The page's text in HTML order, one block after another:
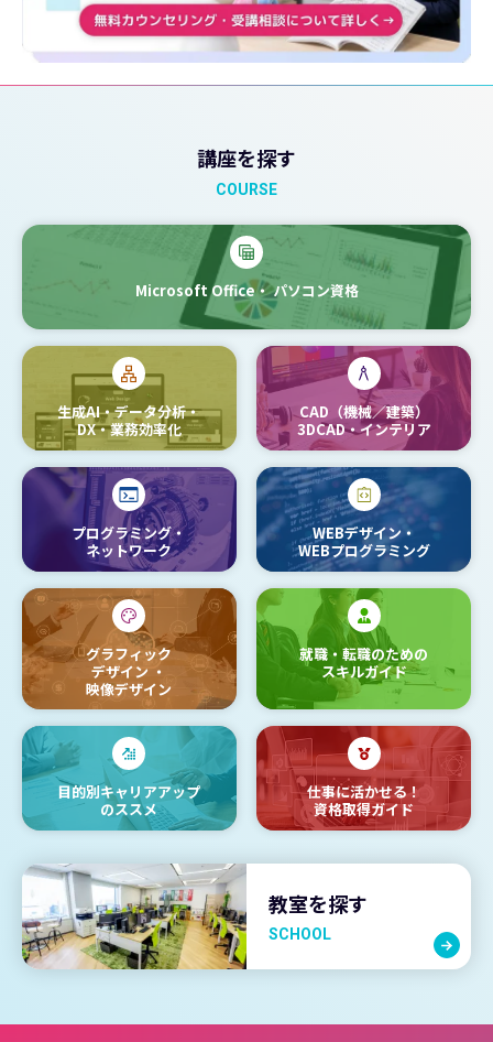
講座を探す
COURSE
Microsoft Office・パソコン資格
生成AI・データ分析・
DX・業務効率化
CAD（機械／建築）
3DCAD・インテリア
プログラミング・
ネットワーク
WEBデザイン・
WEBプログラミング
グラフィック
デザイン・
映像デザイン
就職・転職のための
スキルガイド
目的別キャリアアップ
のススメ
仕事に活かせる！
資格取得ガイド
教室を探す
SCHOOL